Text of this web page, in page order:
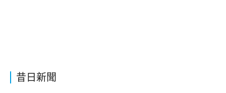
昔日新聞